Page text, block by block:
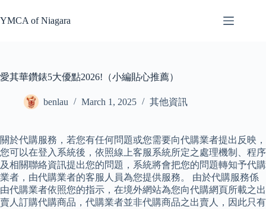
to
content
YMCA of Niagara
愛其華鑽錶5大優點2026!（小編貼心推薦）
benlau March 1, 2025 其他資訊
關於代購服務，若您有任何問題或您需要向代購業者提出反映，
您可以在登入系統後，依照線上客服系統所定之處理機制、程序
及相關聯絡資訊提出您的問題，系統將會把您的問題轉知予代購
業者，由代購業者的客服人員為您提供服務。 由於代購服務係
由代購業者依照您的指示，在境外網站為您向代購網頁所載之出
賣人訂購代購商品，代購業者並非代購商品之出賣人，因此只有